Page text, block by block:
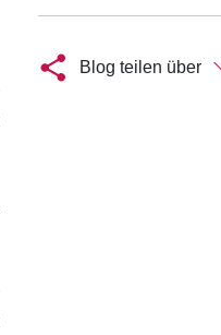
Blog teilen über